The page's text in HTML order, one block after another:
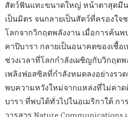
สัตว์ฟันแทะขนาดใหญ่ หน้าตาสุดมึ
เป็นมิตร จนกลายเป็นสัตว์ที่ครองใจ
โลกจากวิกฤตพลังงาน เมื่อการค้น
คาปิบารา กลายเป็นอนาคตของเชื้อ
ช่วงเวลาที่โลกกำลังเผชิญกับวิกฤต
เพลิงฟอสซิลที่กำลังหมดลงอย่างรว
พบความหวังใหม่จากแหล่งที่ไม่คา
บารา ที่พบได้ทั่วไปในอเมริกาใต้ ก